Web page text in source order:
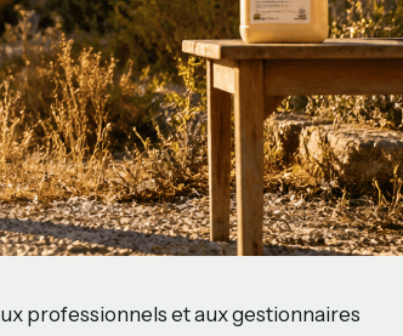
professionnels et aux gestionnaires